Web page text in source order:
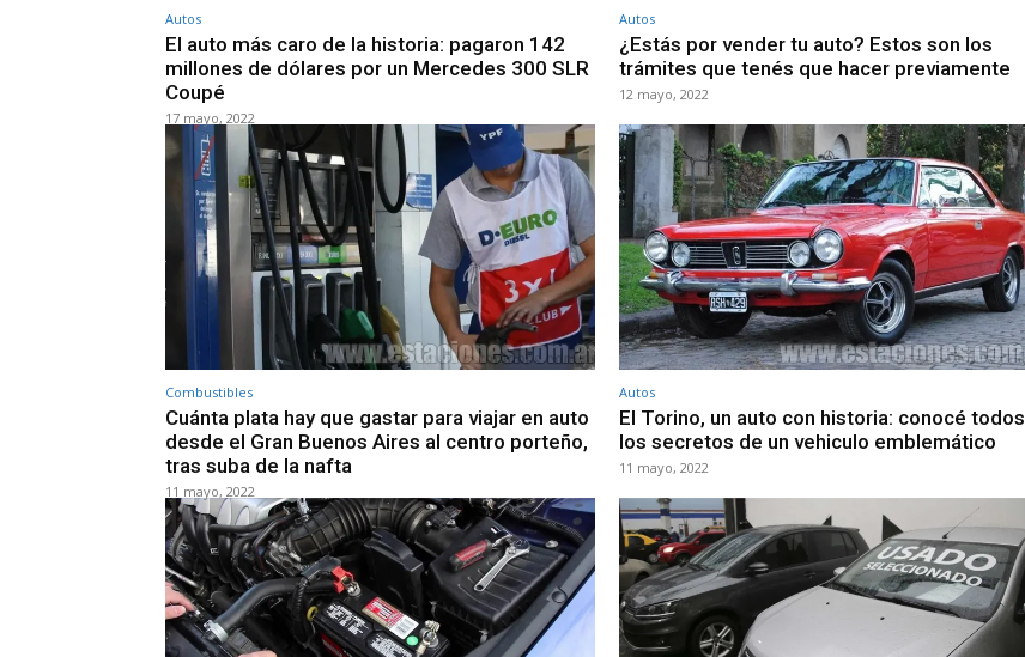
Autos
El auto más caro de la historia: pagaron 142
millones de dólares por un Mercedes 300 SLR
Coupé
17 mayo, 2022
Autos
¿Estás por vender tu auto? Estos son los
trámites que tenés que hacer previamente
12 mayo, 2022
Combustibles
Cuánta plata hay que gastar para viajar en auto
desde el Gran Buenos Aires al centro porteño,
tras suba de la nafta
11 mayo, 2022
Autos
El Torino, un auto con historia: conocé todos
los secretos de un vehiculo emblemático
11 mayo, 2022